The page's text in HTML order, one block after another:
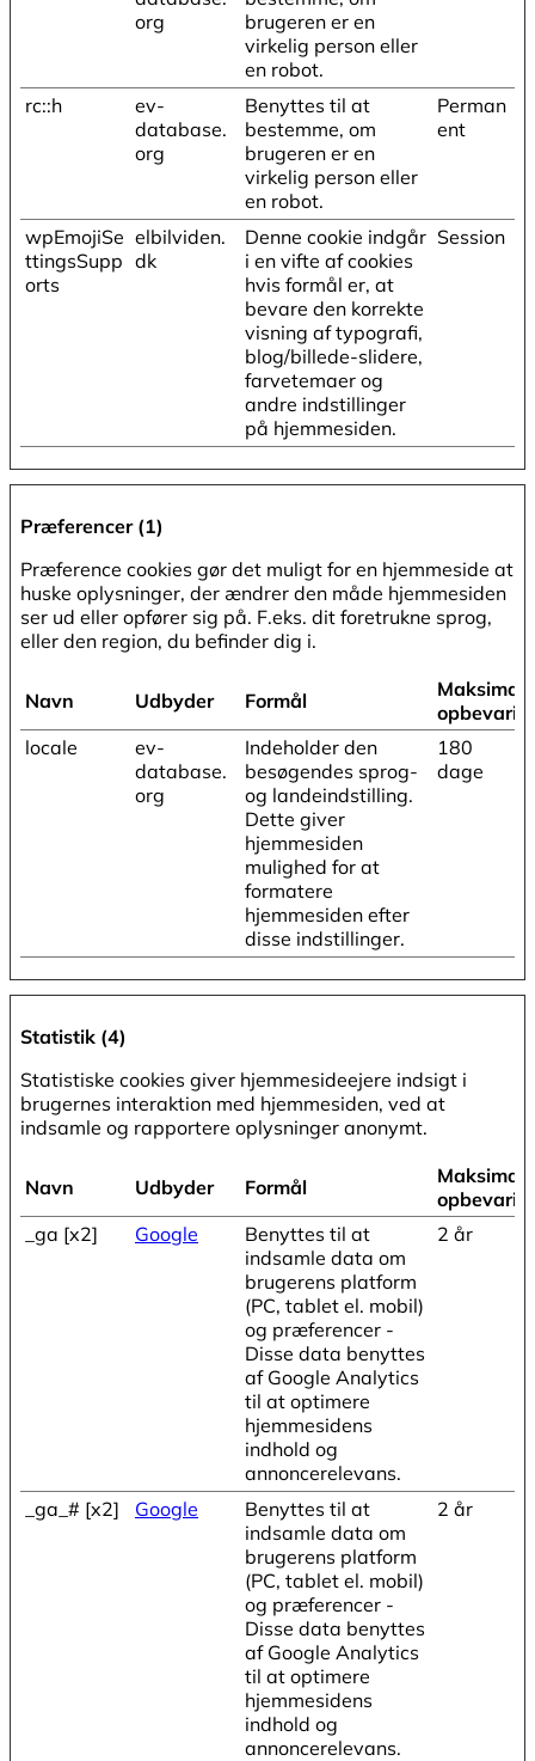
org
brugeren er en
virkelig person eller
en robot.
rc::h
ev-
database.
org
Benyttes til at
bestemme, om
brugeren er en
virkelig person eller
en robot.
Perman
ent
wpEmojiSe
ttingsSupp
orts
elbilviden.
dk
Denne cookie indgår
i en vifte af cookies
hvis formål er, at
bevare den korrekte
visning af typografi,
blog/billede-slidere,
farvetemaer og
andre indstillinger
på hjemmesiden.
Session
Præferencer (1)
Præference cookies gør det muligt for en hjemmeside at
huske oplysninger, der ændrer den måde hjemmesiden
ser ud eller opfører sig på. F.eks. dit foretrukne sprog,
eller den region, du befinder dig i.
Navn Udbyder Formål
Maksimal
locale
ev-
database.
org
Indeholder den
besøgendes sprog-
og landeindstilling.
Dette giver
hjemmesiden
mulighed for at
formatere
hjemmesiden efter
disse indstillinger.
180
dage
Statistik (4)
Statistiske cookies giver hjemmesideejere indsigt i
brugernes interaktion med hjemmesiden, ved at
indsamle og rapportere oplysninger anonymt.
Navn Udbyder Formål
Maksimal
_ga [x2]
Google
Benyttes til at
indsamle data om
brugerens platform
(PC, tablet el. mobil)
og præferencer -
Disse data benyttes
af Google Analytics
til at optimere
hjemmesidens
indhold og
annoncerelevans.
2 år
_ga_# [x2] Google
Benyttes til at
indsamle data om
brugerens platform
(PC, tablet el. mobil)
og præferencer -
Disse data benyttes
af Google Analytics
til at optimere
hjemmesidens
indhold og
annoncerelevans.
2 år